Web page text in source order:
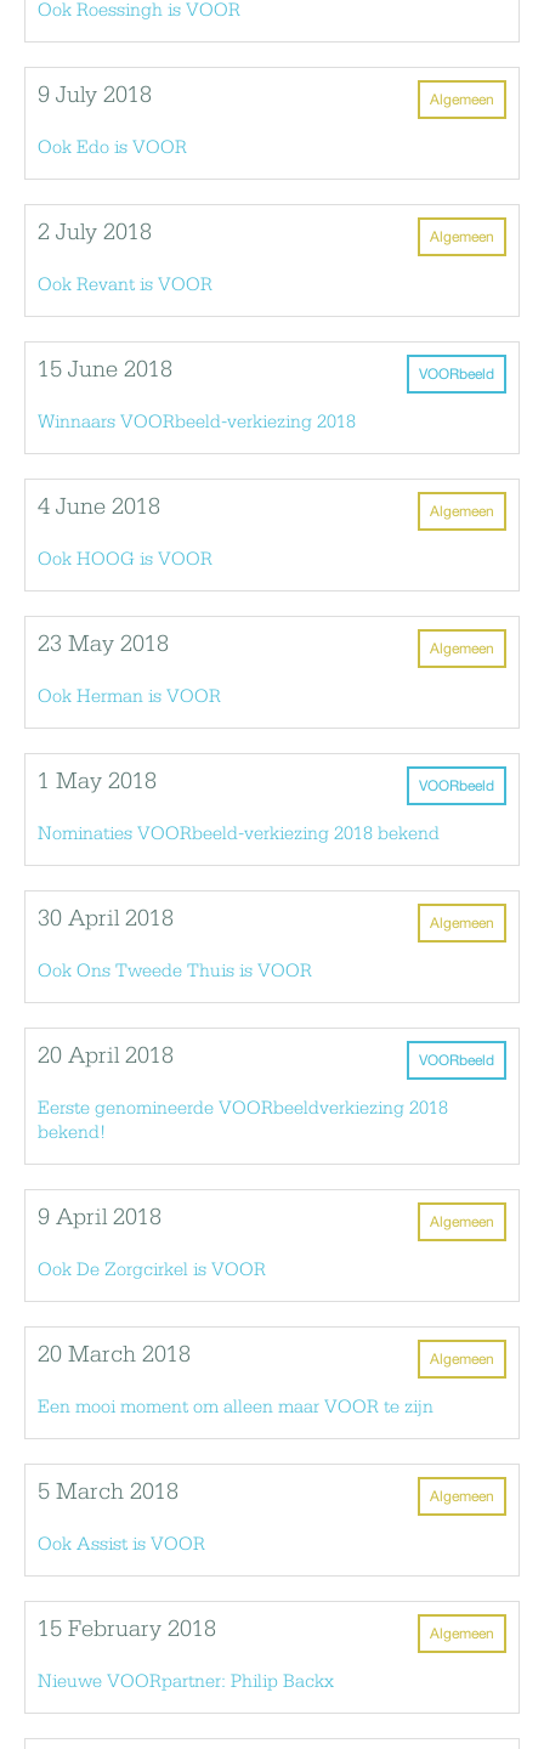
Ook Roessingh is VOOR
Algemeen
9 July 2018
Ook Edo is VOOR
Algemeen
2 July 2018
Ook Revant is VOOR
VOORbeeld
15 June 2018
Winnaars VOORbeeld-verkiezing 2018
Algemeen
4 June 2018
Ook HOOG is VOOR
Algemeen
23 May 2018
Ook Herman is VOOR
VOORbeeld
1 May 2018
Nominaties VOORbeeld-verkiezing 2018 bekend
Algemeen
30 April 2018
Ook Ons Tweede Thuis is VOOR
VOORbeeld
20 April 2018
Eerste genomineerde VOORbeeldverkiezing 2018
bekend!
Algemeen
9 April 2018
Ook De Zorgcirkel is VOOR
Algemeen
20 March 2018
Een mooi moment om alleen maar VOOR te zijn
Algemeen
5 March 2018
Ook Assist is VOOR
Algemeen
15 February 2018
Nieuwe VOORpartner: Philip Backx